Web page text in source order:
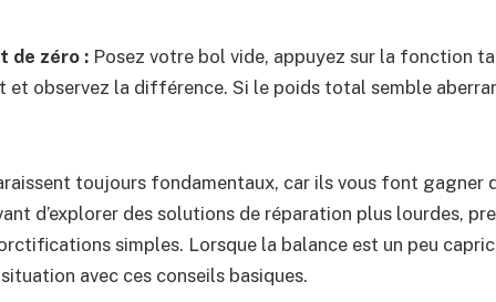
de zéro : Posez votre bol vide, appuyez sur la fonction
et observez la différence. Si le poids total semble
toujours fondamentaux, car ils vous font gagner
d’explorer des solutions de réparation plus lourdes,
simples. Lorsque la balance est un peu
avec ces conseils basiques.